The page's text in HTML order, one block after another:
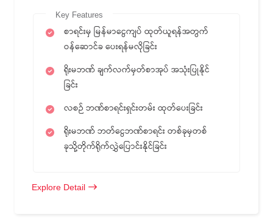
Key Features
စာရင်းမှ မြန်မာငွေကျပ် ထုတ်ယူရန်အတွက်
ဝန်ဆောင်ခ ပေးရန်မလိုခြင်း
ရိုးမဘဏ် ချက်လက်မှတ်စာအုပ် အသုံးပြုနိုင်
ခြင်း
လစဉ် ဘဏ်စာရင်းရှင်းတမ်း ထုတ်ပေးခြင်း
ရိုးမဘဏ် ဘတ်ငွေဘဏ်စာရင်း တစ်ခုမှတစ်
ခုသို့တိုက်ရိုက်လွှဲပြောင်းနိုင်ခြင်း
Explore Detail